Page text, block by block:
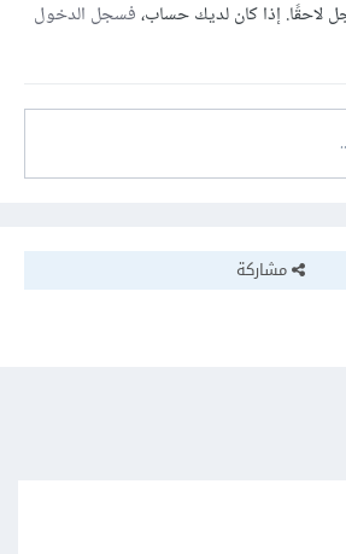
لاحقًا. إذا كان لديك حساب،فسجل الدخول
مشاركة